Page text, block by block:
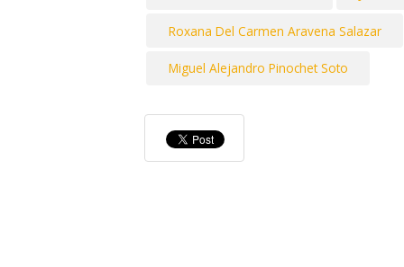
Roxana Del Carmen Aravena Salazar
Miguel Alejandro Pinochet Soto